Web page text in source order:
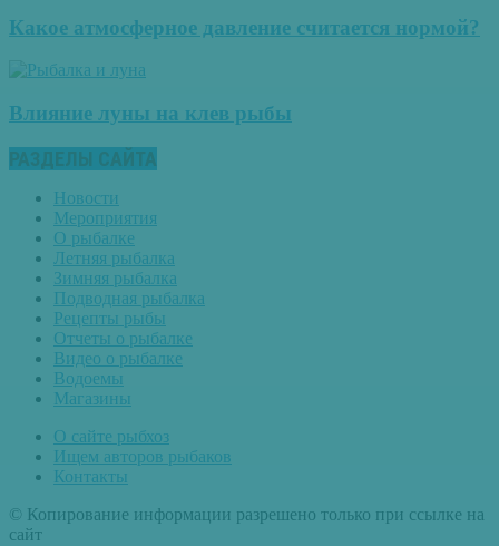
Какое атмосферное давление считается нормой?
Влияние луны на клев рыбы
РАЗДЕЛЫ САЙТА
Новости
Мероприятия
О рыбалке
Летняя рыбалка
Зимняя рыбалка
Подводная рыбалка
Рецепты рыбы
Отчеты о рыбалке
Видео о рыбалке
Водоемы
Магазины
О сайте рыбхоз
Ищем авторов рыбаков
Контакты
© Копирование информации разрешено только при ссылке на
сайт